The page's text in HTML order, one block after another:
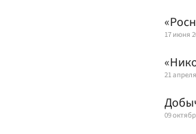
17 июня
21
09